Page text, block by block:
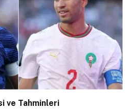
ve Tahminleri